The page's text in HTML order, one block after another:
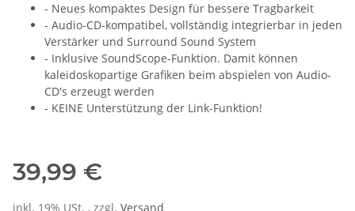
- Neues kompaktes Design für bessere Tragbarkeit
- Audio-CD-kompatibel, vollständig integrierbar in jeden
Verstärker und Surround Sound System
- Inklusive SoundScope-Funktion. Damit können
kaleidoskopartige Grafiken beim abspielen von Audio-
CD's erzeugt werden
- KEINE Unterstützung der Link-Funktion!
39,99 €
inkl. 19% USt. , zzgl. Versand